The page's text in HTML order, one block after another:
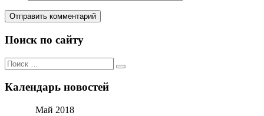
Поиск по сайту
Поиск
по:
Поиск
Календарь новостей
Май 2018